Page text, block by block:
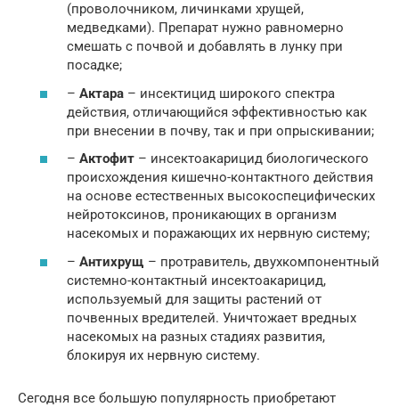
(проволочником, личинками хрущей,
медведками). Препарат нужно равномерно
смешать с почвой и добавлять в лунку при
посадке;
– Актара – инсектицид широкого спектра
действия, отличающийся эффективностью как
при внесении в почву, так и при опрыскивании;
– Актофит – инсектоакарицид биологического
происхождения кишечно-контактного действия
на основе естественных высокоспецифических
нейротоксинов, проникающих в организм
насекомых и поражающих их нервную систему;
– Антихрущ – протравитель, двухкомпонентный
системно-контактный инсектоакарицид,
используемый для защиты растений от
почвенных вредителей. Уничтожает вредных
насекомых на разных стадиях развития,
блокируя их нервную систему.
Сегодня все большую популярность приобретают